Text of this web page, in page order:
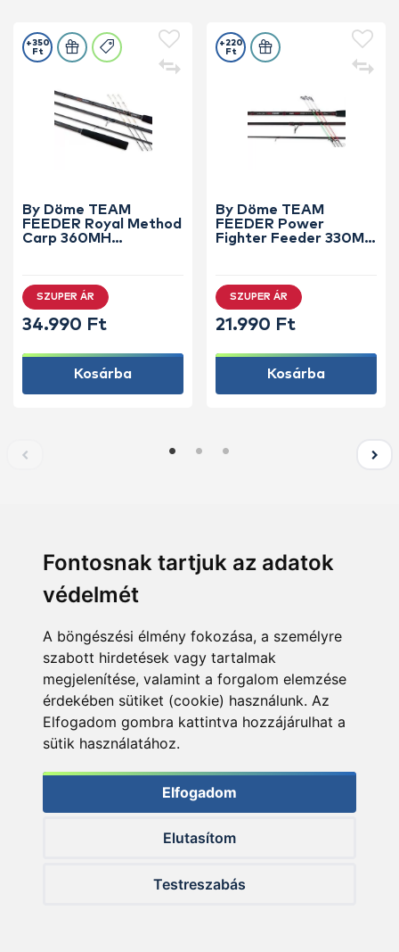
Fontosnak tartjuk az adatok
védelmét
A böngészési élmény fokozása, a személyre
szabott hirdetések vagy tartalmak
megjelenítése, valamint a forgalom elemzése
érdekében sütiket (cookie) használunk. Az
Elfogadom gombra kattintva hozzájárulhat a
sütik használatához.
Elfogadom
Elutasítom
Testreszabás
By Döme TEAM
FEEDER Royal Method
Carp 360MH
+350
Ft
SZUPER ÁR
34.990 Ft
Kosárba
By Döme TEAM
FEEDER Power
Fighter Feeder 330M
+220
Ft
SZUPER ÁR
21.990 Ft
Kosárba
Írások
Vizek
Termékösszehasonlítás
Nyitvatartás:
Sz: 8:00 - 12:00